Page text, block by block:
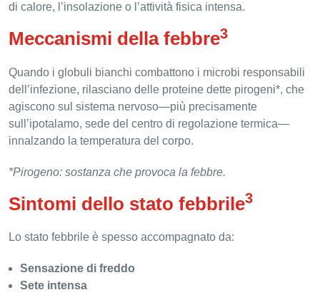
di calore, l’insolazione o l’attività fisica intensa.
Meccanismi della febbre3
Quando i globuli bianchi combattono i microbi responsabili
dell’infezione, rilasciano delle proteine dette pirogeni*, che
agiscono sul sistema nervoso—più precisamente
sull’ipotalamo, sede del centro di regolazione termica—
innalzando la temperatura del corpo.
*Pirogeno: sostanza che provoca la febbre.
Sintomi dello stato febbrile3
Lo stato febbrile è spesso accompagnato da:
Sensazione di freddo
Sete intensa